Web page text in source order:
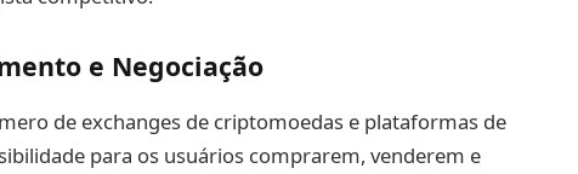
e Negociação
de exchanges de criptomoedas e plataformas de
para os usuários comprarem, venderem e